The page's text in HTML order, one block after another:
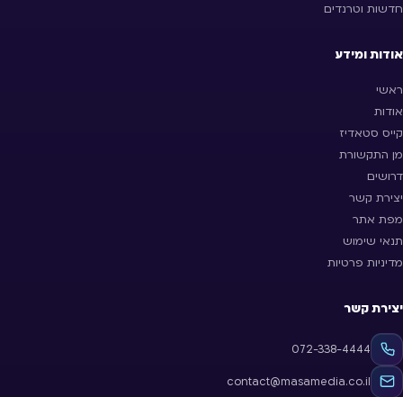
חדשות וטרנדים
אודות ומידע
ראשי
אודות
קייס סטאדיז
מן התקשורת
דרושים
יצירת קשר
מפת אתר
תנאי שימוש
מדיניות פרטיות
יצירת קשר
072-338-4444
contact@masamedia.co.il